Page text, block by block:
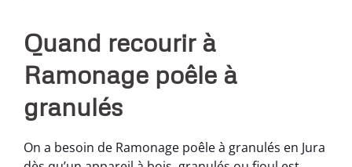
Quand recourir à
Ramonage poêle à
granulés
On a besoin de Ramonage poêle à granulés en Jura